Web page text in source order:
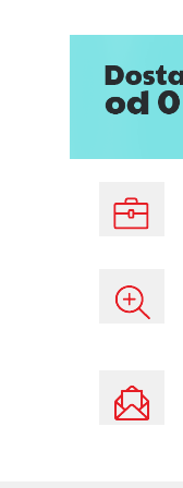
Router
Proste
(91)
Router
Opis na
Opis na
Rozdział 5.
Blokowanie
Linux (115)
Rozdział 6.